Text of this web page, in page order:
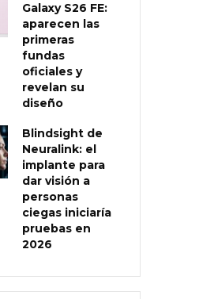
Galaxy S26 FE:
aparecen las
primeras
fundas
oficiales y
revelan su
diseño
Blindsight de
Neuralink: el
implante para
dar visión a
personas
ciegas iniciaría
pruebas en
2026